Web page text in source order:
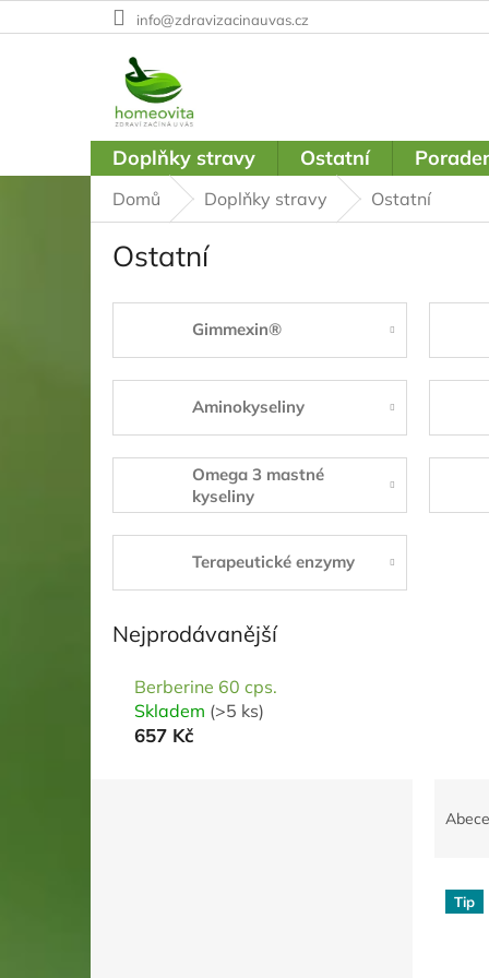
na
info@zdravizacinauvas.cz
Doplňky stravy Ostatní
Domů Doplňky stravy Ostatní
Ostatní
Gimmexin®
Aminokyseliny
Omega 3 mastné
kyseliny
Terapeutické enzymy
Nejprodávanější
Berberine 60 cps.
Skladem (>5 ks)
657 Kč
n
V Tip